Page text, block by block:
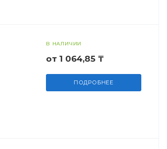
В НАЛИЧИИ
от 1 064,85 ₸
ПОДРОБНЕЕ